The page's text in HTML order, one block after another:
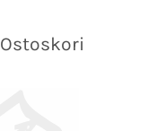
Ostoskori